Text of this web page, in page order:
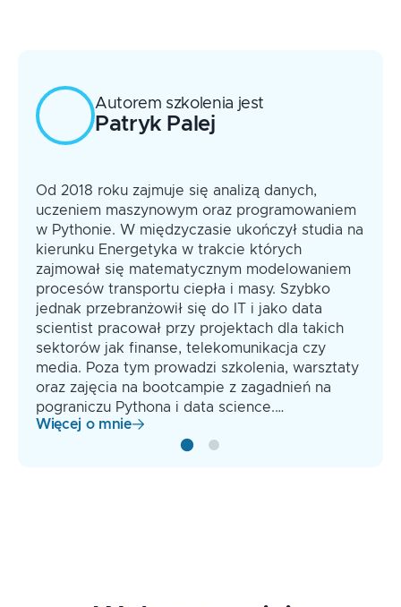
Autorem szkolenia jest
Patryk Palej
Od 2018 roku zajmuje się analizą danych,
uczeniem maszynowym oraz programowaniem
w Pythonie. W międzyczasie ukończył studia na
kierunku Energetyka w trakcie których
zajmował się matematycznym modelowaniem
procesów transportu ciepła i masy. Szybko
jednak przebranżowił się do IT i jako data
scientist pracował przy projektach dla takich
sektorów jak finanse, telekomunikacja czy
media. Poza tym prowadzi szkolenia, warsztaty
oraz zajęcia na bootcampie z zagadnień na
pograniczu Pythona i data science.…
Więcej o mnie